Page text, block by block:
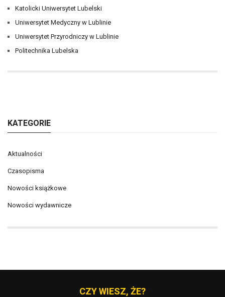
Katolicki Uniwersytet Lubelski
Uniwersytet Medyczny w Lublinie
Uniwersytet Przyrodniczy w Lublinie
Politechnika Lubelska
KATEGORIE
Aktualności
Czasopisma
Nowości książkowe
Nowości wydawnicze
CZY WIESZ, ŻE?